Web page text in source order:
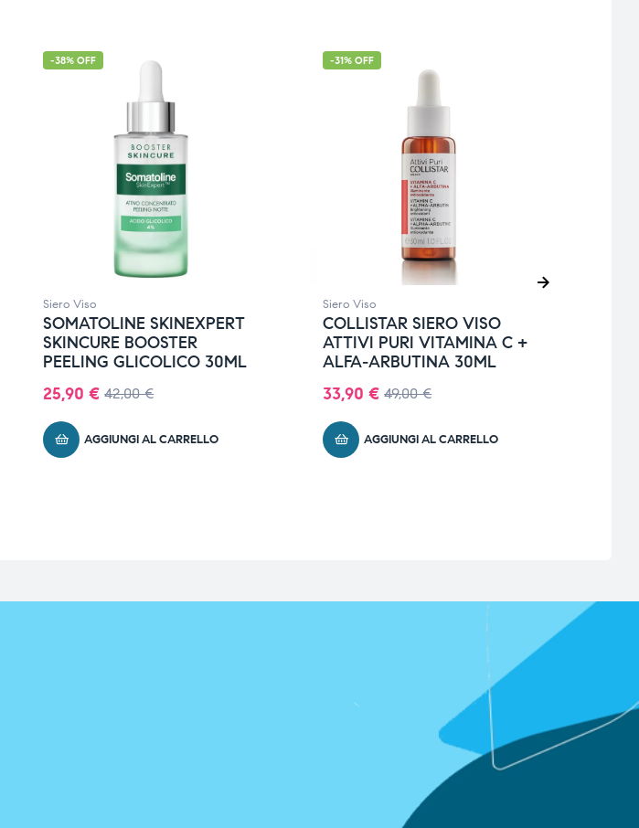
-38% OFF
Siero Viso
SOMATOLINE SKINEXPERT
SKINCURE BOOSTER
PEELING GLICOLICO 30ML
42,00€
25,90 €
AGGIUNGI AL CARRELLO
-31% OFF
Siero Viso
COLLISTAR SIERO VISO
ATTIVI PURI VITAMINA C +
ALFA-ARBUTINA 30ML
49,00€
33,90 €
AGGIUNGI AL CARRELLO